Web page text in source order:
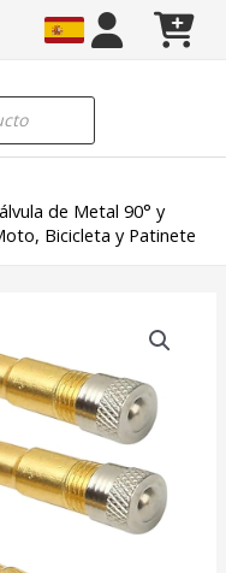
de Metal 90° y
Bicicleta y Patinete